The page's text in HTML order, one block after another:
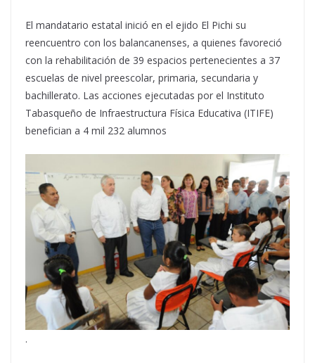
El mandatario estatal inició en el ejido El Pichi su
reencuentro con los balancanenses, a quienes favoreció
con la rehabilitación de 39 espacios pertenecientes a 37
escuelas de nivel preescolar, primaria, secundaria y
bachillerato. Las acciones ejecutadas por el Instituto
Tabasqueño de Infraestructura Física Educativa (ITIFE)
benefician a 4 mil 232 alumnos
.